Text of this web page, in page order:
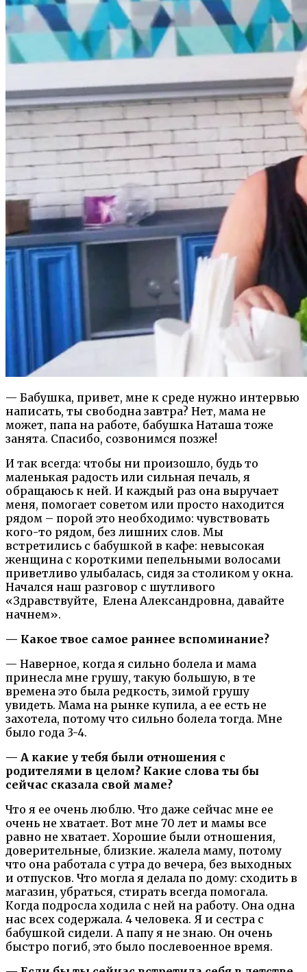
— Бабушка, привет, мне к среде нужно интервью
написать, ты свободна завтра? Нет, мама не
может, папа на работе, бабушка Наташа тоже
занята. Спасибо, созвонимся позже!
И так всегда: чтобы ни произошло, будь то
маленькая радость или сильная печаль, я
обращаюсь к ней. И каждый раз она выручает
меня, помогает советом или просто находится
рядом – порой это необходимо: чувствовать
кого-то рядом, без лишних слов. Мы
встретились с бабушкой в кафе: невысокая
женщина с короткими пепельными волосами
приветливо улыбалась, сидя за столиком у окна.
Начался наш разговор с шутливого
«Здравствуйте, Елена Александровна, давайте
начнем».
— Какое твое самое раннее вспоминание?
— Наверное, когда я сильно болела и мама
принесла мне грушу, такую большую, в те
времена это была редкость, зимой грушу
увидеть. Мама на рынке купила, а ее есть не
захотела, потому что сильно болела тогда. Мне
было года 3-4.
— А какие у тебя были отношения с
родителями в целом? Какие слова ты бы
сейчас сказала свой маме?
Что я ее очень люблю. Что даже сейчас мне ее
очень не хватает. Вот мне 70 лет и мамы все
равно не хватает. Хорошие были отношения,
доверительные, близкие. жалела маму, потому
что она работала с утра до вечера, без выходных
и отпусков. Что могла я делала по дому: сходить в
магазин, убраться, стирать всегда помогала.
Когда подросла ходила с ней на работу. Она одна
нас всех содержала. 4 человека. Я и сестра с
бабушкой сидели. А папу я не знаю. Он очень
быстро погиб, это было послевоенное время.